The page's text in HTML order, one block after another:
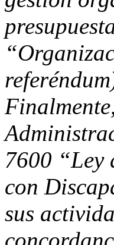
7600 “Ley
con
sus